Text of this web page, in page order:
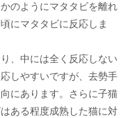
のようにマタタビを離れ
にマタタビに反応しま
、中には全く反応しない
しやすいですが、去勢手
にあります。さらに子猫
ある程度成熟した猫に対